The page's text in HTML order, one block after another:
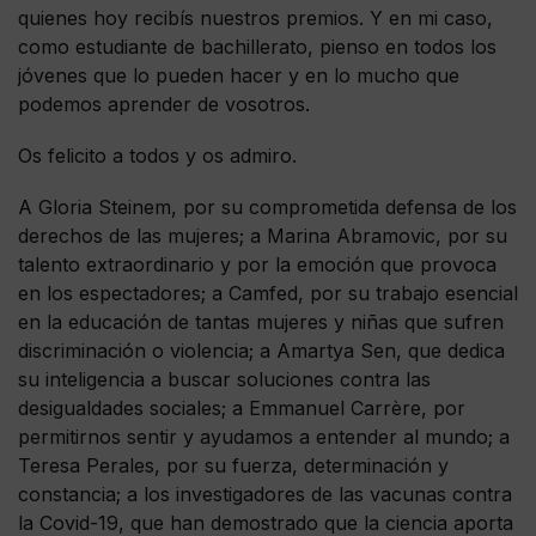
quienes hoy recibís nuestros premios. Y en mi caso,
como estudiante de bachillerato, pienso en todos los
jóvenes que lo pueden hacer y en lo mucho que
podemos aprender de vosotros.
Os felicito a todos y os admiro.
A Gloria Steinem, por su comprometida defensa de los
derechos de las mujeres; a Marina Abramovic, por su
talento extraordinario y por la emoción que provoca
en los espectadores; a Camfed, por su trabajo esencial
en la educación de tantas mujeres y niñas que sufren
discriminación o violencia; a Amartya Sen, que dedica
su inteligencia a buscar soluciones contra las
desigualdades sociales; a Emmanuel Carrère, por
permitirnos sentir y ayudamos a entender al mundo; a
Teresa Perales, por su fuerza, determinación y
constancia; a los investigadores de las vacunas contra
la Covid-19, que han demostrado que la ciencia aporta